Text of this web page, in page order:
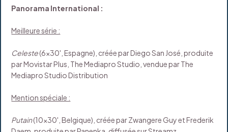
Panorama International :
Meilleure série :
Celeste(6x30', Espagne), créée par Diego San José, produite
par Movistar Plus, The Mediapro Studio, vendue par The
Mediapro Studio Distribution
Mention spéciale :
Putain(10x30', Belgique), créée par Zwangere Guy et Frederik